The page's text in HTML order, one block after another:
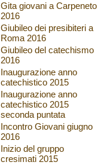
Gita giovani a Carpeneto
2016
Giubileo dei presibiteri a
Roma 2016
Giubileo del catechismo
2016
Inaugurazione anno
catechistico 2015
Inaugurazione anno
catechistico 2015
seconda puntata
Incontro Giovani giugno
2016
Inizio del gruppo
cresimati 2015